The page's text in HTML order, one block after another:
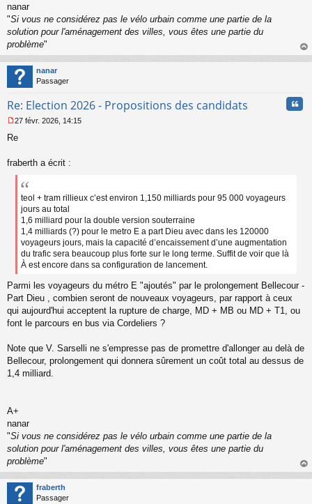
nanar
"Si vous ne considérez pas le vélo urbain comme une partie de la
solution pour l'aménagement des villes, vous êtes une partie du
problème"
au
nanar
Passager
Re: Election 2026 - Propositions des candidats
e
s
27 févr. 2026, 14:15
Re
fraberth a écrit :
teol + tram rillieux c’est environ 1,150 milliards pour 95 000 voyageurs
jours au total
1,6 milliard pour la double version souterraine
1,4 milliards (?) pour le metro E a part Dieu avec dans les 120000
voyageurs jours, mais la capacité d’encaissement d’une augmentation
du trafic sera beaucoup plus forte sur le long terme. Suffit de voir que là
À est encore dans sa configuration de lancement.
Parmi les voyageurs du métro E "ajoutés" par le prolongement Bellecour -
Part Dieu , combien seront de nouveaux voyageurs, par rapport à ceux
qui aujourd'hui acceptent la rupture de charge, MD + MB ou MD + T1, ou
font le parcours en bus via Cordeliers ?
Note que V. Sarselli ne s'empresse pas de promettre d'allonger au delà de
Bellecour, prolongement qui donnera sûrement un coût total au dessus de
1,4 milliard.
A+
nanar
"Si vous ne considérez pas le vélo urbain comme une partie de la
solution pour l'aménagement des villes, vous êtes une partie du
problème"
au
fraberth
Passager